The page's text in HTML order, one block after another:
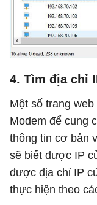
4. Tìm địa chỉ
Một số trang
Modem để cung
thông tin cơ bản
sẽ biết được IP
được địa chỉ IP
thực hiện theo